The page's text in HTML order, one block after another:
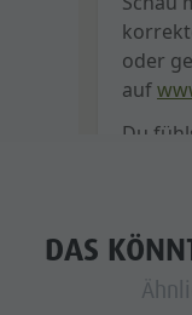
DAS